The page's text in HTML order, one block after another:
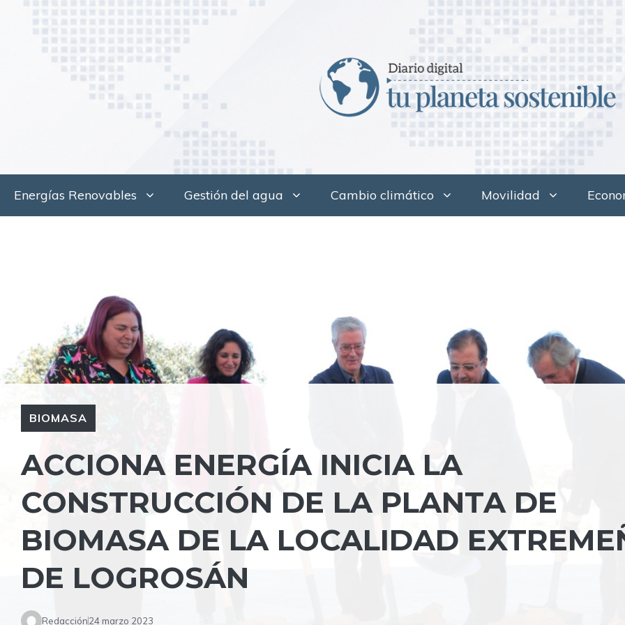
contenido
Energías Renovables Gestión del agua Cambio climático Movilidad
BIOMASA
ACCIONA ENERGÍA INICIA LA
CONSTRUCCIÓN DE LA PLANTA DE
BIOMASA DE LA LOCALIDAD
DE LOGROSÁN
Redacción24 marzo 2023